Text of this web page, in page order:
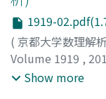
1919-
( 京都大学数理解
Volume 1919 ,
八柳, 祐一;羽鳥, 尹
Show more